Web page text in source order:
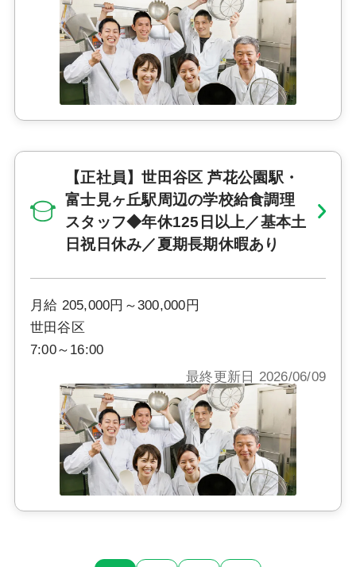
【正社員】世田谷区 芦花公園駅・
富士見ヶ丘駅周辺の学校給食調理
スタッフ◆年休125日以上／基本土
日祝日休み／夏期長期休暇あり
月給 205,000円～300,000円
世田谷区
7:00～16:00
最終更新日 2026/06/09